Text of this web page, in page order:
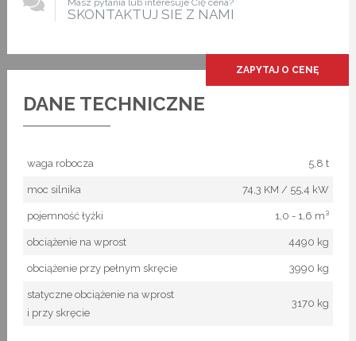
Masz pytania lub interesuje Cię cena?
SKONTAKTUJ SIE Z NAMI
ZAPYTAJ O CENĘ
DANE TECHNICZNE
waga robocza 5,8 t
moc silnika 74,3 KM / 55,4 kW
pojemność łyżki 1,0 - 1,6 m³
obciążenie na wprost 4490 kg
obciążenie przy pełnym skręcie 3990 kg
statyczne obciążenie na wprost
i przy skręcie
3170 kg